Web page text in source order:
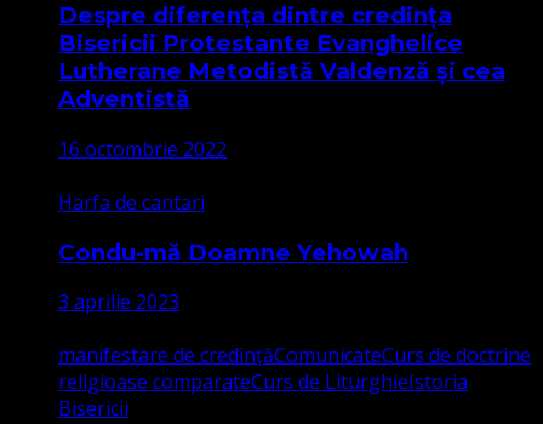
Despre diferența dintre credința
Bisericii Protestante Evanghelice
Lutherane Metodistă Valdenză și cea
Adventistă
16 octombrie 2022
Harfa de cantari
Condu-mă Doamne Yehowah
3 aprilie 2023
manifestare de credințăComunicateCurs de doctrine
religioase comparateCurs de LiturghieIstoria
Bisericii